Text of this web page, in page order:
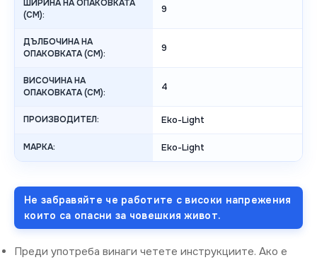
ШИРИНА НА ОПАКОВКАТА
(CM):
9
ДЪЛБОЧИНА НА
ОПАКОВКАТА (CM):
9
ВИСОЧИНА НА
ОПАКОВКАТА (СМ):
4
ПРОИЗВОДИТЕЛ: Eko-Light
МАРКА: Eko-Light
Не забравяйте че работите с високи напрежения
които са опасни за човешкия живот.
Преди употреба винаги четете инструкциите. Ако е